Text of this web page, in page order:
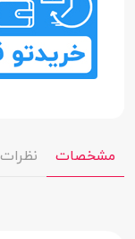
مشخصات نظرات